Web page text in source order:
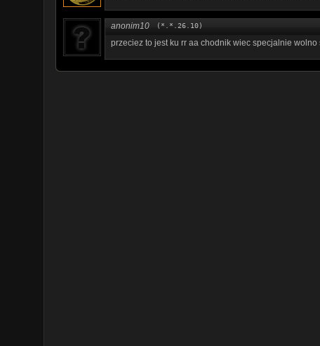
anonim10 (*.*.26.10)
przeciez to jest ku rr aa chodnik wiec specjalnie wolno